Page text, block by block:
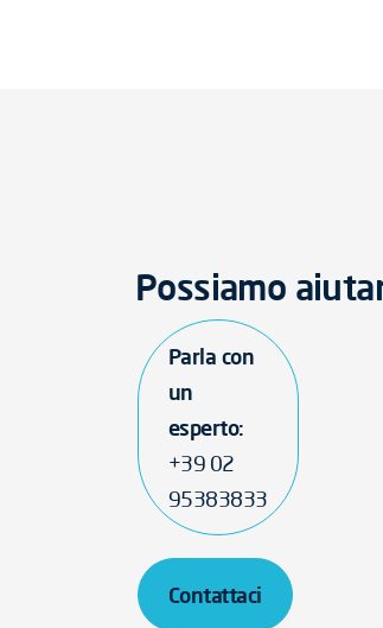
Possiamo
Parla con
un
esperto:
+39 02
95383833
Contattaci